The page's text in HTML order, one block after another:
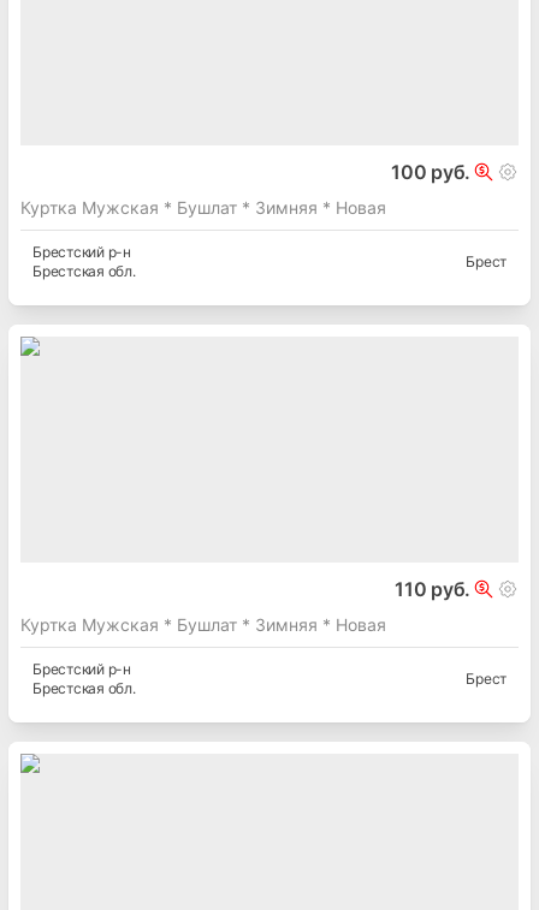
100 руб.
Куртка Мужская * Бушлат * Зимняя * Новая
Брестскийр-н
Брестская обл.
Брест
110 руб.
Куртка Мужская * Бушлат * Зимняя * Новая
Брестскийр-н
Брестская обл.
Брест